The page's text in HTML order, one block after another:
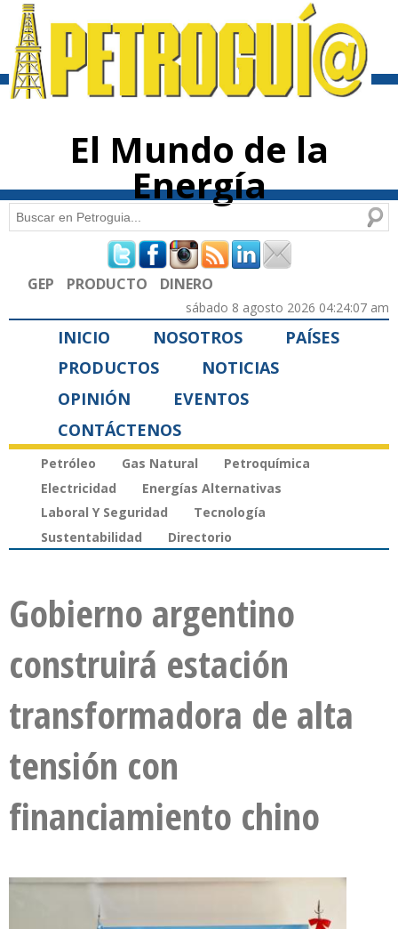
contenido
El Mundo de la
Energía
Formulario de búsqueda
Buscar
GEP PRODUCTO DINERO
sábado 8 agosto 2026 04:24:07 am
INICIO NOSOTROS
PAÍSES
PRODUCTOS
NOTICIAS
OPINIÓN
EVENTOS
CONTÁCTENOS
Petróleo Gas Natural
Petroquímica
Electricidad
Energías Alternativas
Laboral Y Seguridad
Tecnología
Sustentabilidad
Directorio
Gobierno argentino
construirá estación
transformadora de alta
tensión con
financiamiento chino